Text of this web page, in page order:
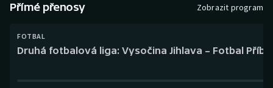
Dostihy
Přímé přenosy Zobrazit program
FOTBAL
Druhá fotbalová liga: Vysočina Jihlava – Fotbal